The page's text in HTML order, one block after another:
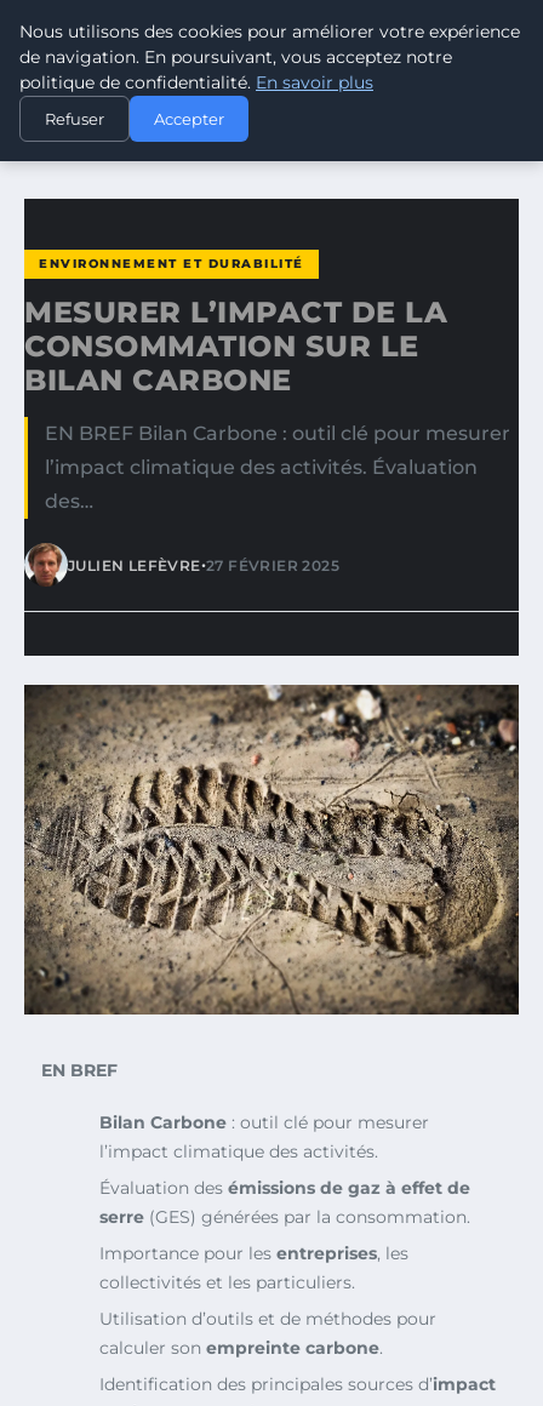
CLIMATE RESPONSE BLOG
ACCUEIL
ENVIRONNEMENT ET DURABILITÉ
MESURER L’IMPACT DE LA CONSOMMATION SUR LE BILAN…
ENVIRONNEMENT ET DURABILITÉ
MESURER L’IMPACT DE LA
CONSOMMATION SUR LE
BILAN CARBONE
EN BREF Bilan Carbone : outil clé pour mesurer
l’impact climatique des activités. Évaluation
des…
JULIEN LEFÈVRE•27 FÉVRIER 2025
EN BREF
Bilan Carbone : outil clé pour mesurer
l’impact climatique des activités.
Évaluation des émissions de gaz à effet de
serre (GES) générées par la consommation.
Importance pour les entreprises, les
collectivités et les particuliers.
Utilisation d’outils et de méthodes pour
calculer son empreinte carbone.
Identification des principales sources d’impact
Nous utilisons des cookies pour améliorer votre expérience
de navigation. En poursuivant, vous acceptez notre
politique de confidentialité. En savoir plus
Refuser Accepter